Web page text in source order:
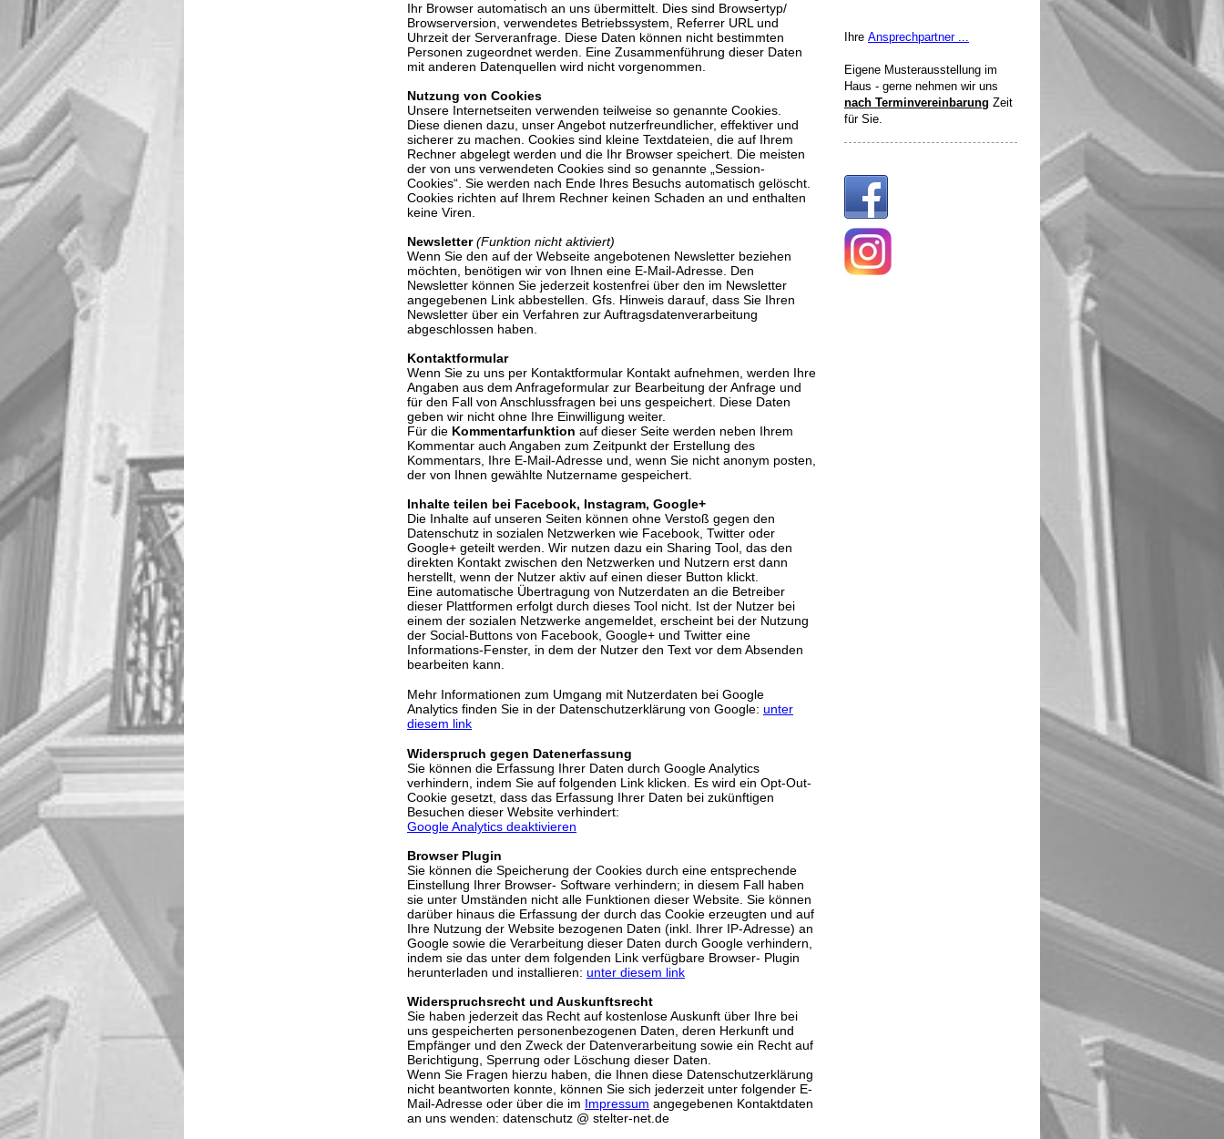
Ihr Browser automatisch an uns übermittelt. Dies sind Browsertyp/
Browserversion, verwendetes Betriebssystem, Referrer URL und
Uhrzeit der Serveranfrage. Diese Daten können nicht bestimmten
Personen zugeordnet werden. Eine Zusammenführung dieser Daten
mit anderen Datenquellen wird nicht vorgenommen.
Nutzung von Cookies
Unsere Internetseiten verwenden teilweise so genannte Cookies.
Diese dienen dazu, unser Angebot nutzerfreundlicher, effektiver und
sicherer zu machen. Cookies sind kleine Textdateien, die auf Ihrem
Rechner abgelegt werden und die Ihr Browser speichert. Die meisten
der von uns verwendeten Cookies sind so genannte „Session-
Cookies“. Sie werden nach Ende Ihres Besuchs automatisch gelöscht.
Cookies richten auf Ihrem Rechner keinen Schaden an und enthalten
keine Viren.
Newsletter (Funktion nicht aktiviert)
Wenn Sie den auf der Webseite angebotenen Newsletter beziehen
möchten, benötigen wir von Ihnen eine E-Mail-Adresse. Den
Newsletter können Sie jederzeit kostenfrei über den im Newsletter
angegebenen Link abbestellen. Gfs. Hinweis darauf, dass Sie Ihren
Newsletter über ein Verfahren zur Auftragsdatenverarbeitung
abgeschlossen haben.
Kontaktformular
Wenn Sie zu uns per Kontaktformular Kontakt aufnehmen, werden Ihre
Angaben aus dem Anfrageformular zur Bearbeitung der Anfrage und
für den Fall von Anschlussfragen bei uns gespeichert. Diese Daten
geben wir nicht ohne Ihre Einwilligung weiter.
Für die Kommentarfunktion auf dieser Seite werden neben Ihrem
Kommentar auch Angaben zum Zeitpunkt der Erstellung des
Kommentars, Ihre E-Mail-Adresse und, wenn Sie nicht anonym posten,
der von Ihnen gewählte Nutzername gespeichert.
Inhalte teilen bei Facebook, Instagram, Google+
Die Inhalte auf unseren Seiten können ohne Verstoß gegen den
Datenschutz in sozialen Netzwerken wie Facebook, Twitter oder
Google+ geteilt werden. Wir nutzen dazu ein Sharing Tool, das den
direkten Kontakt zwischen den Netzwerken und Nutzern erst dann
herstellt, wenn der Nutzer aktiv auf einen dieser Button klickt.
Eine automatische Übertragung von Nutzerdaten an die Betreiber
dieser Plattformen erfolgt durch dieses Tool nicht. Ist der Nutzer bei
einem der sozialen Netzwerke angemeldet, erscheint bei der Nutzung
der Social-Buttons von Facebook, Google+ und Twitter eine
Informations-Fenster, in dem der Nutzer den Text vor dem Absenden
bearbeiten kann.
Mehr Informationen zum Umgang mit Nutzerdaten bei Google
Analytics finden Sie in der Datenschutzerklärung von Google: unter
diesem link
Widerspruch gegen Datenerfassung
Sie können die Erfassung Ihrer Daten durch Google Analytics
verhindern, indem Sie auf folgenden Link klicken. Es wird ein Opt-Out-
Cookie gesetzt, dass das Erfassung Ihrer Daten bei zukünftigen
Besuchen dieser Website verhindert:
Google Analytics deaktivieren
Browser Plugin
Sie können die Speicherung der Cookies durch eine entsprechende
Einstellung Ihrer Browser- Software verhindern; in diesem Fall haben
sie unter Umständen nicht alle Funktionen dieser Website. Sie können
darüber hinaus die Erfassung der durch das Cookie erzeugten und auf
Ihre Nutzung der Website bezogenen Daten (inkl. Ihrer IP-Adresse) an
Google sowie die Verarbeitung dieser Daten durch Google verhindern,
indem sie das unter dem folgenden Link verfügbare Browser- Plugin
herunterladen und installieren: unter diesem link
Widerspruchsrecht und Auskunftsrecht
Sie haben jederzeit das Recht auf kostenlose Auskunft über Ihre bei
uns gespeicherten personenbezogenen Daten, deren Herkunft und
Empfänger und den Zweck der Datenverarbeitung sowie ein Recht auf
Berichtigung, Sperrung oder Löschung dieser Daten.
Wenn Sie Fragen hierzu haben, die Ihnen diese Datenschutzerklärung
nicht beantworten konnte, können Sie sich jederzeit unter folgender E-
Mail-Adresse oder über die im Impressum angegebenen Kontaktdaten
an uns wenden: datenschutz @ stelter-net.de
Ihre Ansprechpartner ...
Eigene Musterausstellung im
Haus - gerne nehmen wir uns
nach Terminvereinbarung Zeit
für Sie.